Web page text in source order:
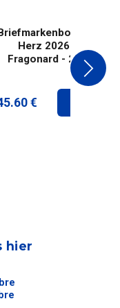
Briefmarkenbogen -
Herz 2026 -
Fragonard - 20g
€
hier